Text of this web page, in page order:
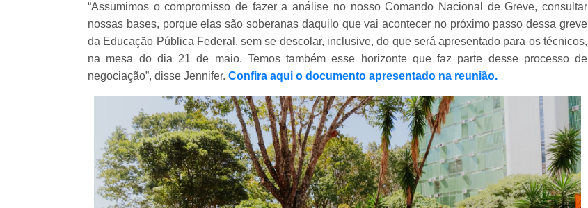
“Assumimos o compromisso de fazer a análise no nosso Comando Nacional de Greve, consultar
nossas bases, porque elas são soberanas daquilo que vai acontecer no próximo passo dessa greve
da Educação Pública Federal, sem se descolar, inclusive, do que será apresentado para os técnicos,
na mesa do dia 21 de maio. Temos também esse horizonte que faz parte desse processo de
negociação”, disse Jennifer. Confira aqui o documento apresentado na reunião.